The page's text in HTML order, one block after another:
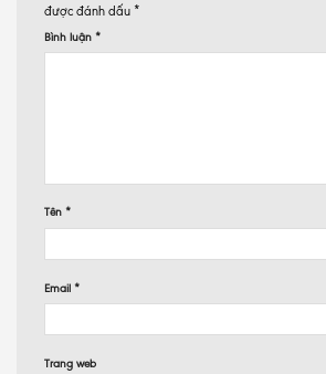
được đánh dấu *
Bình luận *
Tên *
Email *
Trang web